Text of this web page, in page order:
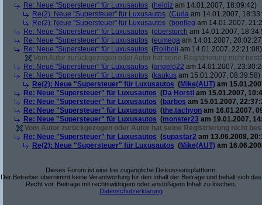
Re: Neue "Supersteuer" für Luxusautos (heldiz am 14.01.2007, 18:09:42)
Re(2): Neue "Supersteuer" für Luxusautos (Cuda am 14.01.2007,
Re(2): Neue "Supersteuer" für Luxusautos (bootleg am 14.01.2007,
Re: Neue "Supersteuer" für Luxusautos (oberstorch am 14.01.2007,
Re: Neue "Supersteuer" für Luxusautos (eumega am 14.01.2007,
Re: Neue "Supersteuer" für Luxusautos (Roliboli am 14.01.2007, 22:21:08)
Vom Autor zurückgezogen oder Autor hat seine Registrierung nicht
Re: Neue "Supersteuer" für Luxusautos (angelo22 am 14.01.2007,
Re: Neue "Supersteuer" für Luxusautos (kaukus am 15.01.2007, 08:39:58)
Re(2): Neue "Supersteuer" für Luxusautos (Mike(AUT) am
Re: Neue "Supersteuer" für Luxusautos (Da Horstl am 15.01.2007,
Re: Neue "Supersteuer" für Luxusautos (barbos am 15.01.2007,
Re: Neue "Supersteuer" für Luxusautos (the.tachyon am 16.01.2007,
Re: Neue "Supersteuer" für Luxusautos (monster23 am 19.01.2007,
Vom Autor zurückgezogen oder Autor hat seine Registrierung nicht
Re: Neue "Supersteuer" für Luxusautos (supastar2 am 13.06.2008,
Re(2): Neue "Supersteuer" für Luxusautos (Mike(AUT) am
Dieses Forum ist eine frei zugängliche Diskussionsplattform.
Der Betreiber übernimmt keine Verantwortung für den Inhalt der Beiträge und behält sich das
Recht vor, Beiträge mit rechtswidrigem oder anstößigem Inhalt zu löschen.
Datenschutzerklärung